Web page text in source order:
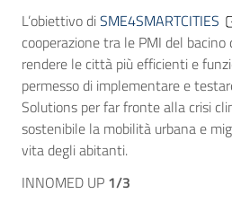
L’obiettivo diSME4SMARTCITIES
cooperazione tra le PMI del
rendere le città più efficienti e
permesso di implementare e
Solutions per far fronte alla crisi
sostenibile la mobilità urbana e
vita degli abitanti.
INNOMED UP 1/3